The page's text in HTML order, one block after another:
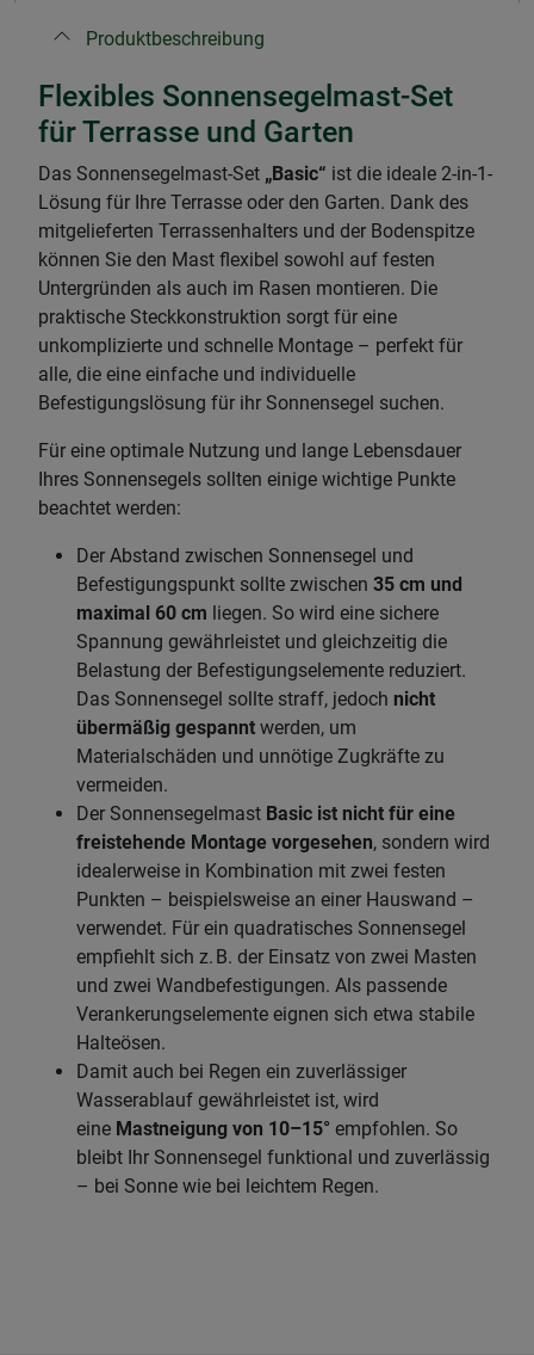
Produktbeschreibung
Flexibles Sonnensegelmast-Set
für Terrasse und Garten
Das Sonnensegelmast-Set „Basic“ ist die ideale 2-in-1-
Lösung für Ihre Terrasse oder den Garten. Dank des
mitgelieferten Terrassenhalters und der Bodenspitze
können Sie den Mast flexibel sowohl auf festen
Untergründen als auch im Rasen montieren. Die
praktische Steckkonstruktion sorgt für eine
unkomplizierte und schnelle Montage – perfekt für
alle, die eine einfache und individuelle
Befestigungslösung für ihr Sonnensegel suchen.
Für eine optimale Nutzung und lange Lebensdauer
Ihres Sonnensegels sollten einige wichtige Punkte
beachtet werden:
Der Abstand zwischen Sonnensegel und
Befestigungspunkt sollte zwischen 35 cm und
maximal 60 cm liegen. So wird eine sichere
Spannung gewährleistet und gleichzeitig die
Belastung der Befestigungselemente reduziert.
Das Sonnensegel sollte straff, jedoch nicht
übermäßig gespannt werden, um
Materialschäden und unnötige Zugkräfte zu
vermeiden.
Der Sonnensegelmast Basic ist nicht für eine
freistehende Montage vorgesehen, sondern wird
idealerweise in Kombination mit zwei festen
Punkten – beispielsweise an einer Hauswand –
verwendet. Für ein quadratisches Sonnensegel
empfiehlt sich z. B. der Einsatz von zwei Masten
und zwei Wandbefestigungen. Als passende
Verankerungselemente eignen sich etwa stabile
Halteösen.
Damit auch bei Regen ein zuverlässiger
Wasserablauf gewährleistet ist, wird
eine Mastneigung von 10–15° empfohlen. So
bleibt Ihr Sonnensegel funktional und zuverlässig
– bei Sonne wie bei leichtem Regen.